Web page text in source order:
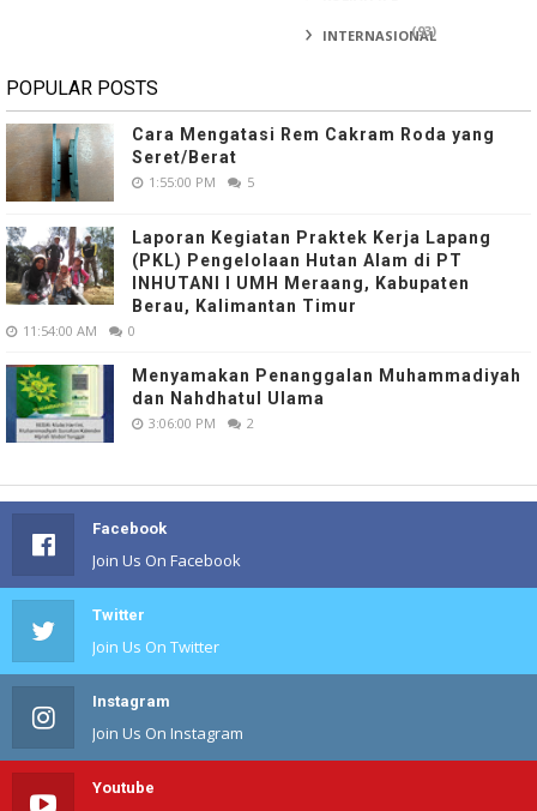
INTERNASIONAL
(93)
POPULAR POSTS
Cara Mengatasi Rem Cakram Roda yang
Seret/Berat
1:55:00 PM 5
Laporan Kegiatan Praktek Kerja Lapang
(PKL) Pengelolaan Hutan Alam di PT
INHUTANI I UMH Meraang, Kabupaten
Berau, Kalimantan Timur
11:54:00 AM 0
Menyamakan Penanggalan Muhammadiyah
dan Nahdhatul Ulama
3:06:00 PM 2
Facebook
Join Us On Facebook
Twitter
Join Us On Twitter
Instagram
Join Us On Instagram
Youtube